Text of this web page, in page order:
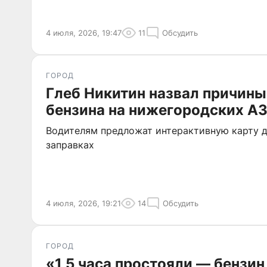
4 июля, 2026, 19:47 11 Обсудить
ГОРОД
Глеб Никитин назвал
бензина на нижегородских
Водителям предложат интерактивную карту
заправках
4 июля, 2026, 19:21 14 Обсудить
ГОРОД